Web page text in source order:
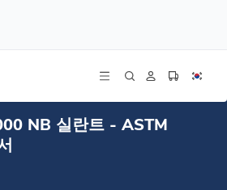
- ASTM C920 시험 보고서
NB 실란트 - ASTM